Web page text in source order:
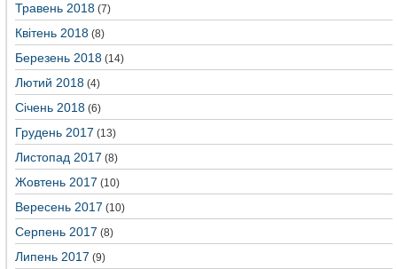
Травень 2018 (7)
Квітень 2018 (8)
Березень 2018 (14)
Лютий 2018 (4)
Січень 2018 (6)
Грудень 2017 (13)
Листопад 2017 (8)
Жовтень 2017 (10)
Вересень 2017 (10)
Серпень 2017 (8)
Липень 2017 (9)